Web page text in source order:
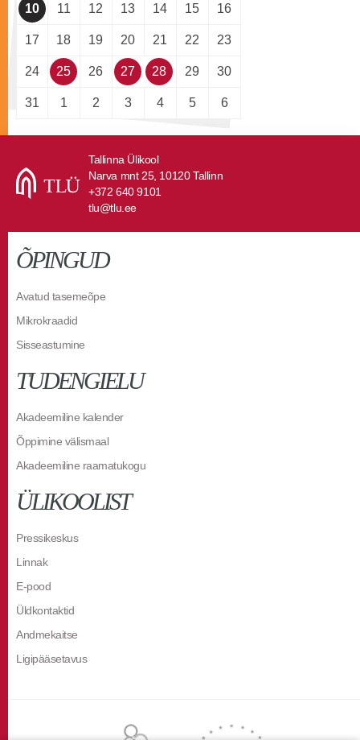
10 11 12 13 14 15 16
17 18 19 20 21 22 23
24 25 26 27 28 29 30
31 1 2 3 4 5 6
Tallinna Ülikool
Narva mnt 25, 10120 Tallinn
+372 640 9101
tlu@tlu.ee
ÕPINGUD
Avatud tasemeõpe
Mikrokraadid
Sisseastumine
TUDENGIELU
Akadeemiline kalender
Õppimine välismaal
Akadeemiline raamatukogu
ÜLIKOOLIST
Pressikeskus
Linnak
E-pood
Üldkontaktid
Andmekaitse
Ligipääsetavus